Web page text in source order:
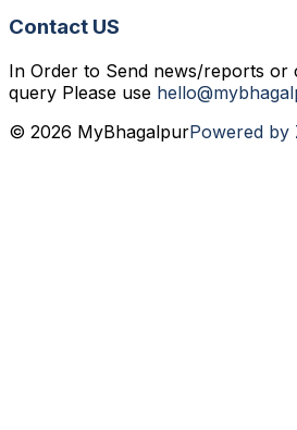
Contact US
In Order to Send news/reports
query Please use
© 2026 MyBhagalpurPowered by